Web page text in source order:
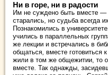
Ни в горе, ни в радости
Им не суждено быть вместе
старались, но судьба всегда
Познакомились в
учились в параллельных
же лекции и встречались в
общаться, вместе готовиться
жили в том же общежитии, то
вместе. Так однажды,